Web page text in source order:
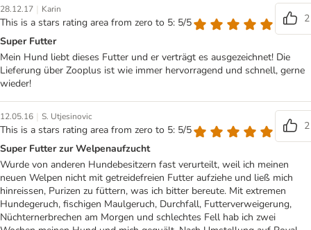
28.12.17 | Karin
This is a stars rating area from zero to 5: 5/5
2
Super Futter
Mein Hund liebt dieses Futter und er verträgt es ausgezeichnet! Die
Lieferung über Zooplus ist wie immer hervorragend und schnell, gerne
wieder!
12.05.16 | S. Utjesinovic
This is a stars rating area from zero to 5: 5/5
2
Super Futter zur Welpenaufzucht
Wurde von anderen Hundebesitzern fast verurteilt, weil ich meinen
neuen Welpen nicht mit getreidefreien Futter aufziehe und ließ mich
hinreissen, Purizen zu füttern, was ich bitter bereute. Mit extremen
Hundegeruch, fischigen Maulgeruch, Durchfall, Futterverweigerung,
Nüchternerbrechen am Morgen und schlechtes Fell hab ich zwei